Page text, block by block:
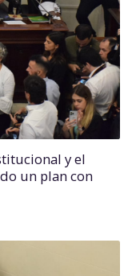
y el
un plan con